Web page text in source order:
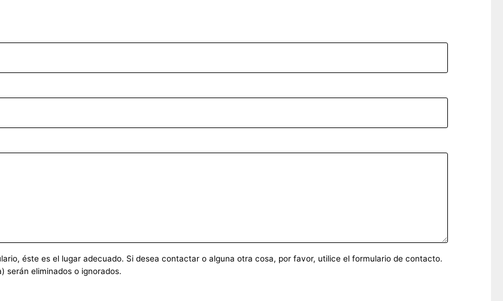
éste es el lugar adecuado. Si desea contactar o alguna otra cosa, por favor, utilice el formulario de contacto.
serán eliminados o ignorados.